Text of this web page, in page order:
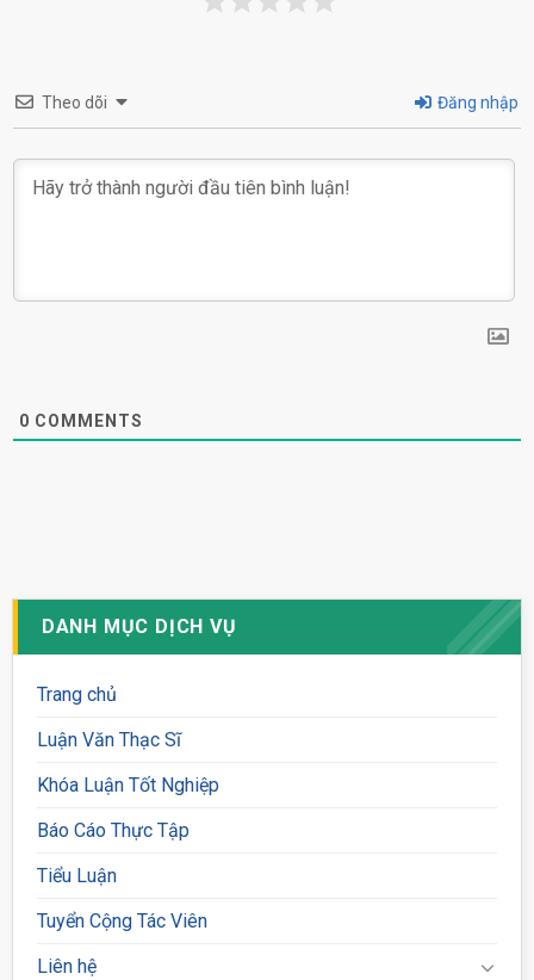
Theo dõi Đăng nhập
0 COMMENTS
DANH MỤC DỊCH VỤ
Trang chủ
Luận Văn Thạc Sĩ
Khóa Luận Tốt Nghiệp
Báo Cáo Thực Tập
Tiểu Luận
Tuyển Cộng Tác Viên
Liên hệ